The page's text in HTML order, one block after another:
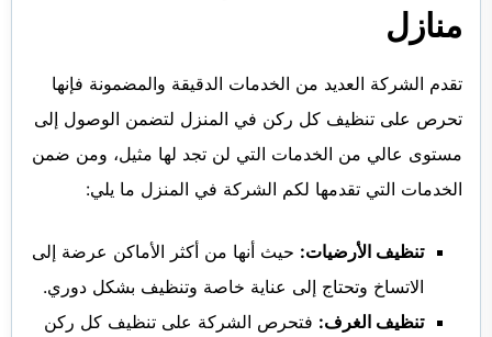
منازل
تقدم الشركة العديد من الخدمات الدقيقة والمضمونة فإنها
تحرص على تنظيف كل ركن في المنزل لتضمن الوصول إلى
مستوى عالي من الخدمات التي لن تجد لها مثيل، ومن ضمن
الخدمات التي تقدمها لكم الشركة في المنزل ما يلي:
تنظيف الأرضيات: حيث أنها من أكثر الأماكن عرضة إلى
الاتساخ وتحتاج إلى عناية خاصة وتنظيف بشكل دوري.
تنظيف الغرف: فتحرص الشركة على تنظيف كل ركن